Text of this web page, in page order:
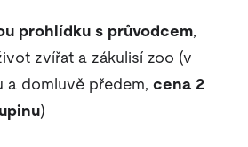
prohlídku s průvodcem,
zvířat a zákulisí zoo (v
a domluvě předem, cena 2
)